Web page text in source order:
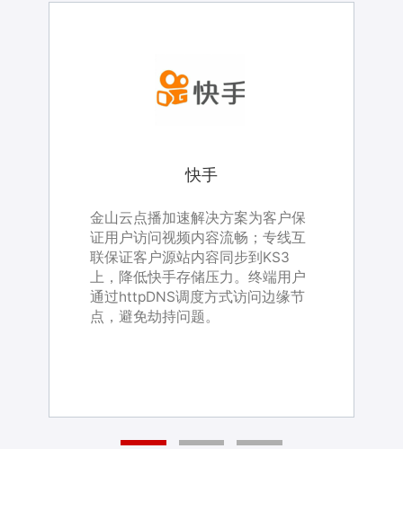
映客
利用深度学习算法，对色情、暴
恐、涉政、敏感人物、广告等内容
精准识别，高效低成本地满足视
频、直播产品的审核需求。针对交
叉审核检测定制了策略模型，大大
提升了客户视频审核召回率和准确
快手
金山云点播加速解决方案为客户保
证用户访问视频内容流畅；专线互
联保证客户源站内容同步到KS3
上，降低快手存储压力。终端用户
通过httpDNS调度方式访问边缘节
点，避免劫持问题。
B站
金山云丰富的CDN分发网络资源支
撑B站带宽突发场景；金山云KIS混
合云架构与公有云服务进行无缝打
通，为客户提供可伸缩的计算服
务；强大的编码服务，为客户提供
智能、优质、高效的媒体处理。
映客
利用深度学习算法，对色情、暴
恐、涉政、敏感人物、广告等内容
精准识别，高效低成本地满足视
频、直播产品的审核需求。针对交
叉审核检测定制了策略模型，大大
提升了客户视频审核召回率和准确
快手
金山云点播加速解决方案为客户保
证用户访问视频内容流畅；专线互
联保证客户源站内容同步到KS3
上，降低快手存储压力。终端用户
通过httpDNS调度方式访问边缘节
点，避免劫持问题。